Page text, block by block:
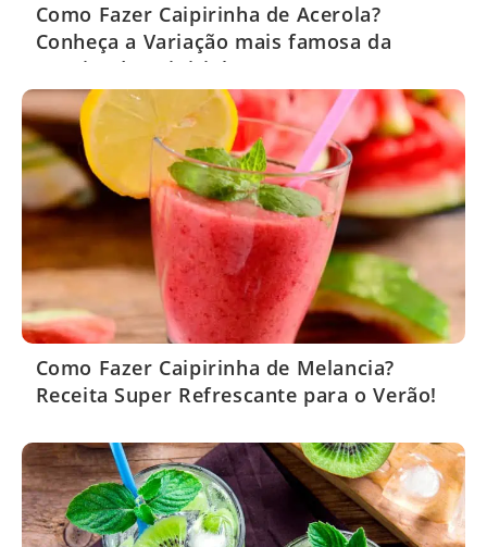
Como Fazer Caipirinha de Acerola?
Conheça a Variação mais famosa da
Receita de Caipirinha!
Como Fazer Caipirinha de Melancia?
Receita Super Refrescante para o Verão!